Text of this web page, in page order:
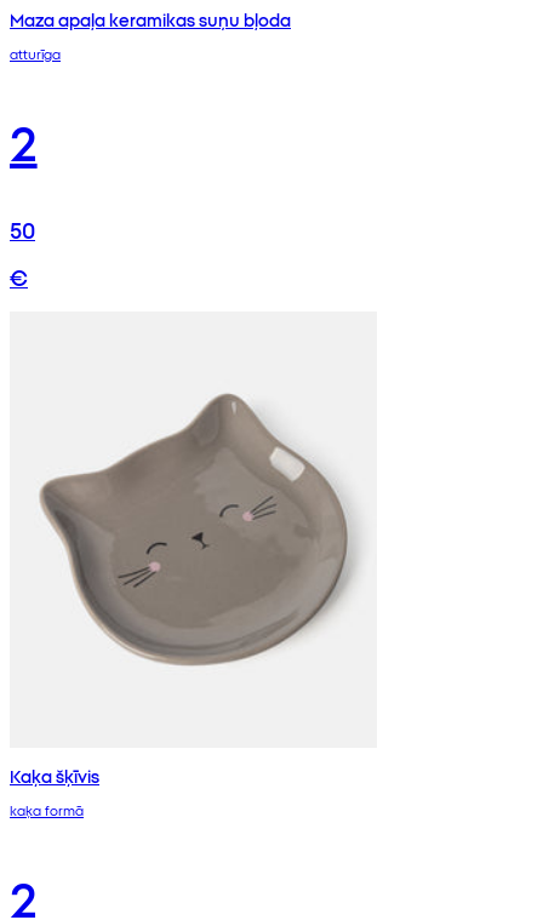
Maza apaļa keramikas suņu bļoda
atturīga
2
50
€
Kaķa šķīvis
kaķa formā
2